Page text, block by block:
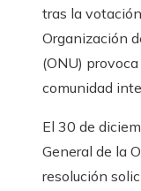
tras la
Organización
(ONU)
comunidad
El 30 de
General de la
resolución